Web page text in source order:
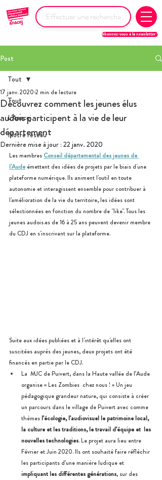
Abonnez-vous à la newsletter !
Post
Tout
L'Anacej
Notre réseau
Tout
Découvrez comment les jeunes élus
audois participent à la vie de leur
département
17 janv. 2020 2 min de lecture
Dernière mise à jour : 22 janv. 2020
Les membres Conseil départemental des jeunes de
l'Aude émettent des idées de projets par le biais d'une
plateforme numérique. Ils animent l'outil en toute
autonomie et interagissent ensemble pour contribuer à
l'amélioration de la vie du territoire, les idées sont
sélectionnées en fonction du nombre de "like". Tous les
jeunes audois.es de 16 à 25 ans peuvent devenir membre
du CDJ en s'inscrivant sur la plateforme.
Suite aux idées publiées et à l'intérêt qu'elles ont
suscitées auprès des jeunes, deux projets ont été
financés en partie par le CDJ.
La  MJC de Puivert, dans la Haute vallée de l’Aude
organise « Les Zombies  chez nous ! » Un jeu
pédagogique grandeur nature, qui consiste à créer
un parcours dans le village de Puivert avec comme
thèmes l’écologie, l’audiovisuel le patrimoine local,
la culture et les traditions, le travail d’équipe et  les
nouvelles technologies. Le projet aura lieu entre
Février et Juin 2020. Ils ont souhaité faire réfléchir
les participants d’une manière ludique et
impliquant les différentes générations, sur des